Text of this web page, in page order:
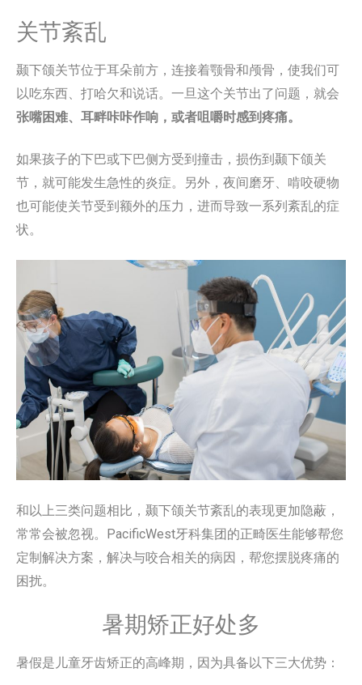
关节紊乱
颞下颌关节位于耳朵前方，连接着颚骨和颅骨，使我们可
以吃东西、打哈欠和说话。一旦这个关节出了问题，就会
张嘴困难、耳畔咔咔作响，或者咀嚼时感到疼痛。
如果孩子的下巴或下巴侧方受到撞击，损伤到颞下颌关
节，就可能发生急性的炎症。另外，夜间磨牙、啃咬硬物
也可能使关节受到额外的压力，进而导致一系列紊乱的症
状。
和以上三类问题相比，颞下颌关节紊乱的表现更加隐蔽，
常常会被忽视。PacificWest牙科集团的正畸医生能够帮您
定制解决方案，解决与咬合相关的病因，帮您摆脱疼痛的
困扰。
暑期矫正好处多
暑假是儿童牙齿矫正的高峰期，因为具备以下三大优势：